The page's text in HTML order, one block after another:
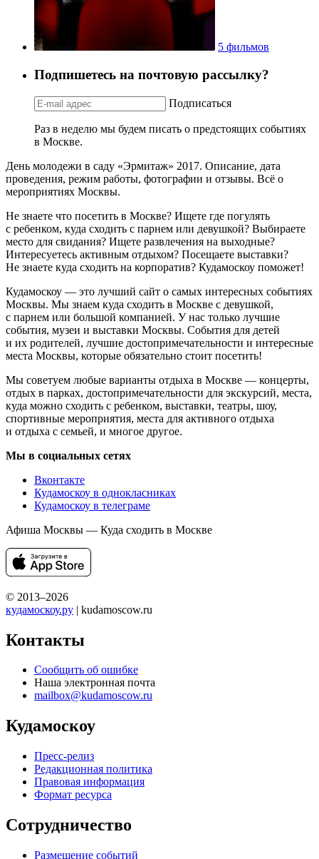
5 фильмов
Подпишетесь на почтовую рассылку?
Подписаться
Раз в неделю мы будем писать о предстоящих событиях
в Москве.
День молодежи в саду «Эрмитаж» 2017. Описание, дата
проведения, режим работы, фотографии и отзывы. Всё о
мероприятиях Москвы.
Не знаете что посетить в Москве? Ищете где погулять
с ребенком, куда сходить с парнем или девушкой? Выбираете
место для свидания? Ищете развлечения на выходные?
Интересуетесь активным отдыхом? Посещаете выставки?
Не знаете куда сходить на корпоратив? Кудамоскоу поможет!
Кудамоскоу — это лучший сайт о самых интересных событиях
Москвы. Мы знаем куда сходить в Москве с девушкой,
с парнем или большой компанией. У нас только лучшие
события, музеи и выставки Москвы. События для детей
и их родителей, лучшие достопримечательности и интересные
места Москвы, которые обязательно стоит посетить!
Мы советуем любые варианты отдыха в Москве — концерты,
отдых в парках, достопримечательности для экскурсий, места,
куда можно сходить с ребенком, выставки, театры, шоу,
спортивные мероприятия, места для активного отдыха
и отдыха с семьей, и многое другое.
Мы в социальных сетях
Вконтакте
Кудамоскоу в однокласниках
Кудамоскоу в телеграме
Афиша Москвы — Куда сходить в Москве
© 2013–2026
кудамоскоу.ру | kudamoscow.ru
Контакты
Сообщить об ошибке
Наша электронная почта
mailbox@kudamoscow.ru
Кудамоскоу
Пресс-релиз
Редакционная политика
Правовая информация
Формат ресурса
Сотрудничество
Размещение событий